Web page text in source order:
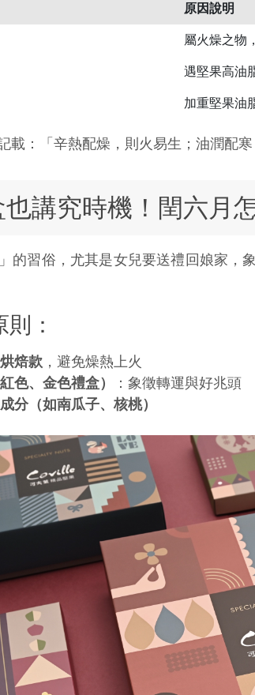
原因說明
屬火燥之物
遇堅果高油
加重堅果油
載：「辛熱配燥，則火易生；油潤配
講究時機！閏六月
的習俗，尤其是女兒要送禮回娘家，
：
焙款 ，避免燥熱上火
色、金色禮盒）
：象徵轉運與好兆頭
分（如南瓜子、核桃）